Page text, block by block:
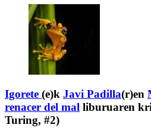
Igorete (e)k Javi Padilla(r)en
renacer del mal liburuaren
Turing, #2)